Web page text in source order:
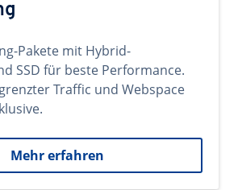
Pakete mit Hybrid-
SSD für beste Performance.
Traffic und Webspace
Mehr erfahren